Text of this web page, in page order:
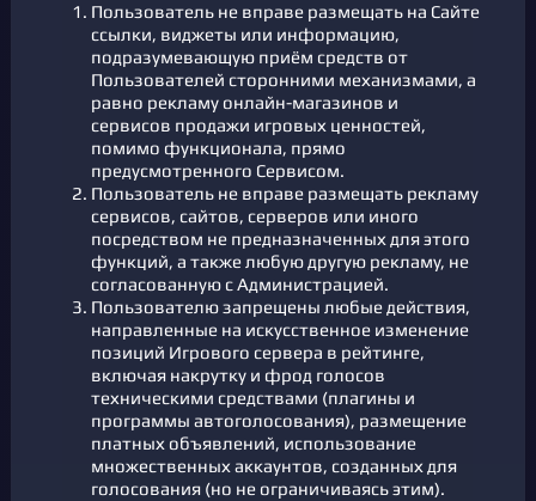
Пользователь не вправе размещать на Сайте
ссылки, виджеты или информацию,
подразумевающую приём средств от
Пользователей сторонними механизмами, а
равно рекламу онлайн-магазинов и
сервисов продажи игровых ценностей,
помимо функционала, прямо
предусмотренного Сервисом.
Пользователь не вправе размещать рекламу
сервисов, сайтов, серверов или иного
посредством не предназначенных для этого
функций, а также любую другую рекламу, не
согласованную с Администрацией.
Пользователю запрещены любые действия,
направленные на искусственное изменение
позиций Игрового сервера в рейтинге,
включая накрутку и фрод голосов
техническими средствами (плагины и
программы автоголосования), размещение
платных объявлений, использование
множественных аккаунтов, созданных для
голосования (но не ограничиваясь этим).